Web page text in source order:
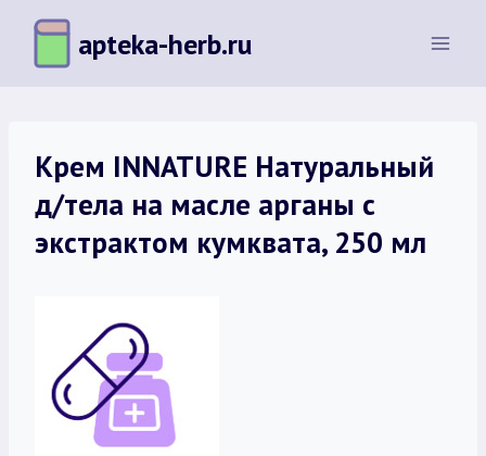
Перейти
содержимому
apteka-herb.ru
Крем INNATURE Натуральный
д/тела на масле арганы с
экстрактом кумквата, 250 мл